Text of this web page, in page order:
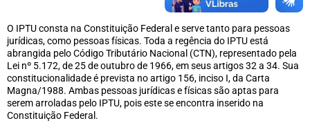
O IPTU consta na Constituição Federal e serve tanto para pessoas
jurídicas, como pessoas físicas. Toda a regência do IPTU está
abrangida pelo Código Tributário Nacional (CTN), representado pela
Lei nº 5.172, de 25 de outubro de 1966, em seus artigos 32 a 34. Sua
constitucionalidade é prevista no artigo 156, inciso I, da Carta
Magna/1988. Ambas pessoas jurídicas e físicas são aptas para
serem arroladas pelo IPTU, pois este se encontra inserido na
Constituição Federal.